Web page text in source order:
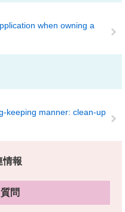
when owning a
keeping manner: clean-up
情報
問